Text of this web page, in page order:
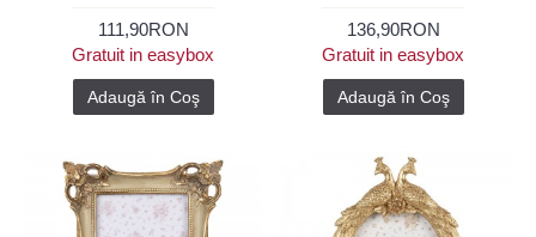
111,90RON
Gratuit in easybox
Adaugă în Coş
136,90RON
Gratuit in easybox
Adaugă în Coş